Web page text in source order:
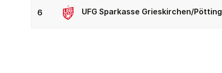
6 UFG Sparkasse Grieskirchen/Pötting